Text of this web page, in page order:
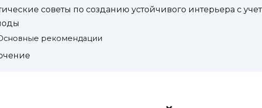
советы по созданию устойчивого интерьера с
рекомендации